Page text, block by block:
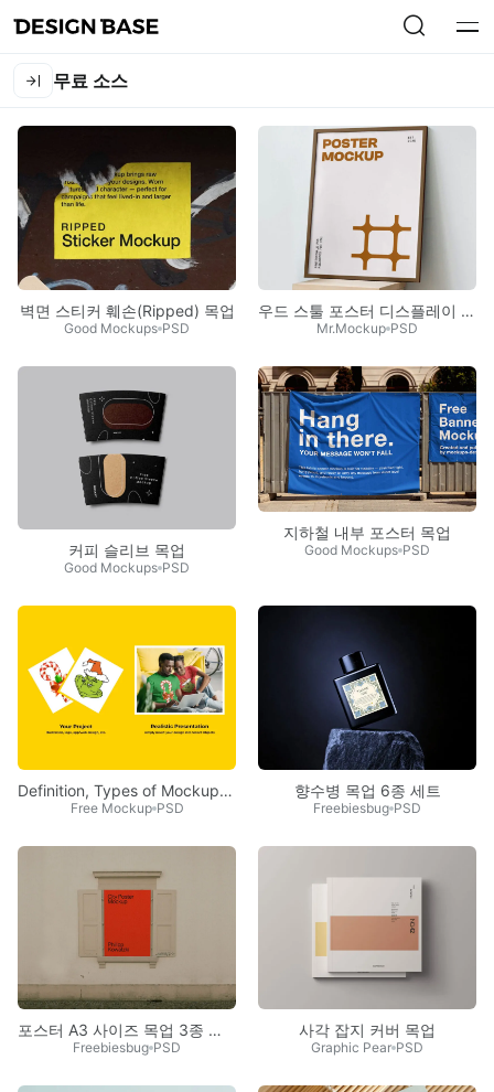
무료 소스
벽면 스티커 훼손(Ripped) 목업
Good Mockups PSD
우드 스툴 포스터 디스플레이 목업
Mr.Mockup PSD
커피 슬리브 목업
Good Mockups PSD
지하철 내부 포스터 목업
Good Mockups PSD
Definition, Types of Mockups, Why Do You Need One
Free Mockup PSD
향수병 목업 6종 세트
Freebiesbug PSD
포스터 A3 사이즈 목업 3종 세트
Freebiesbug PSD
사각 잡지 커버 목업
Graphic Pear PSD